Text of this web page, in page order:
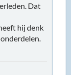
Dat
hij denk